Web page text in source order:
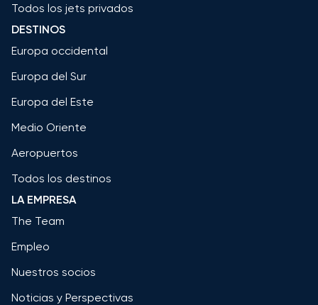
Todos los jets privados
DESTINOS
Europa occidental
Europa del Sur
Europa del Este
Medio Oriente
Aeropuertos
Todos los destinos
LA EMPRESA
The Team
Empleo
Nuestros socios
Noticias y Perspectivas